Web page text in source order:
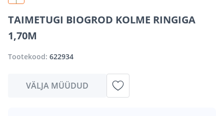
TAIMETUGI BIOGROD KOLME RINGIGA
1,70M
Tootekood: 622934
VÄLJA MÜÜDUD